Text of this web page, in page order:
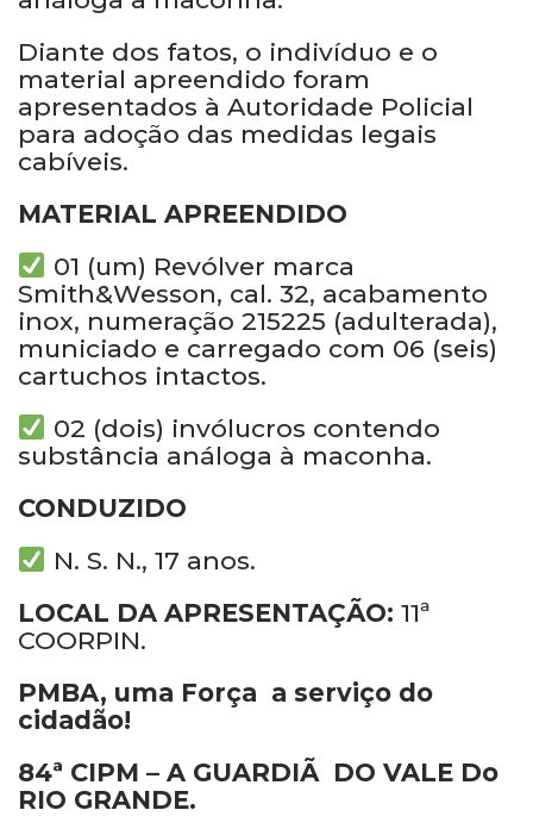
Diante dos fatos, o indivíduo e o
material apreendido foram
apresentados à Autoridade Policial
para adoção das medidas legais
cabíveis.
MATERIAL APREENDIDO
01 (um) Revólver marca
Smith&Wesson, cal. 32, acabamento
inox, numeração 215225 (adulterada),
municiado e carregado com 06 (seis)
cartuchos intactos.
02 (dois) invólucros contendo
substância análoga à maconha.
CONDUZIDO
N. S. N., 17 anos.
LOCAL DA APRESENTAÇÃO: 11ª
COORPIN.
PMBA, uma Força a serviço do
cidadão!
84ª CIPM – A GUARDIÃ DO VALE Do
RIO GRANDE.